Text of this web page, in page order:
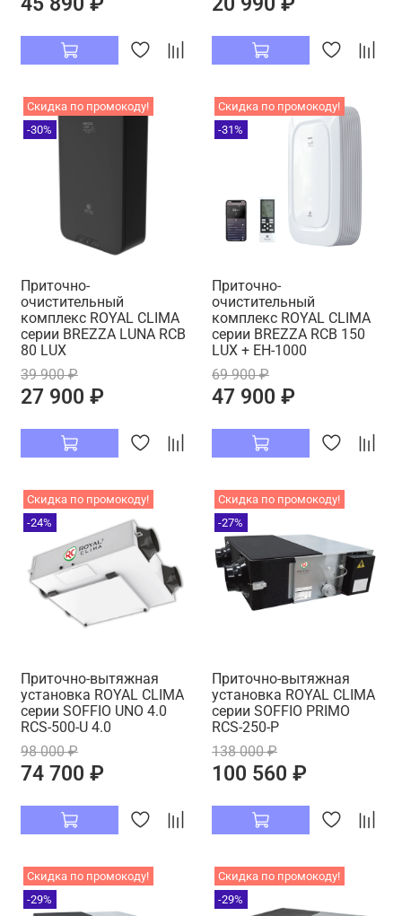
Скидка по промокоду!
-30%
Приточно-
очистительный
комплекс ROYAL CLIMA
серии BREZZA LUNA RCB
80 LUX
39 900 ₽
27 900 ₽
Скидка по промокоду!
-31%
Приточно-
очистительный
комплекс ROYAL CLIMA
серии BREZZA RCB 150
LUX + EH-1000
69 900 ₽
47 900 ₽
Скидка по промокоду!
-24%
Приточно-вытяжная
установка ROYAL CLIMA
серии SOFFIO UNO 4.0
RCS-500-U 4.0
98 000 ₽
74 700 ₽
Скидка по промокоду!
-27%
Приточно-вытяжная
установка ROYAL CLIMA
серии SOFFIO PRIMO
RCS-250-P
138 000 ₽
100 560 ₽
Скидка по промокоду!
-29%
Скидка по промокоду!
-29%